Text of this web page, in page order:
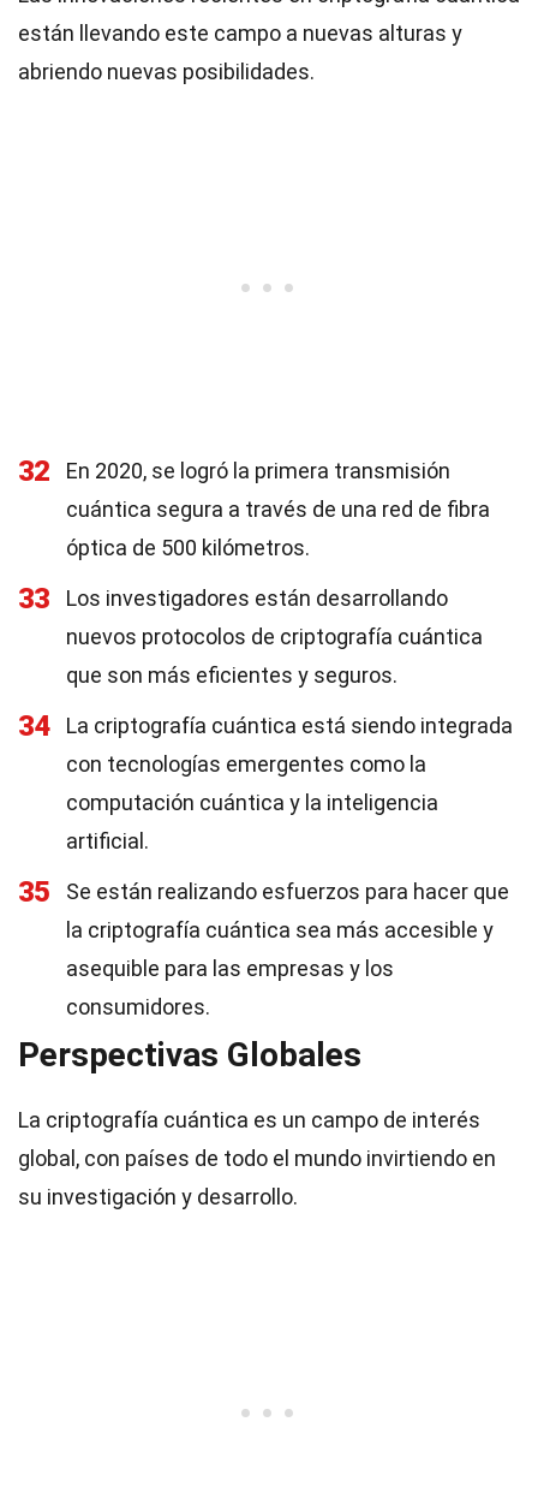
están llevando este campo a nuevas alturas y
abriendo nuevas posibilidades.
32
En 2020, se logró la primera transmisión
cuántica segura a través de una red de fibra
óptica de 500 kilómetros.
33
Los investigadores están desarrollando
nuevos protocolos de criptografía cuántica
que son más eficientes y seguros.
34
La criptografía cuántica está siendo integrada
con tecnologías emergentes como la
computación cuántica y la inteligencia
artificial.
35
Se están realizando esfuerzos para hacer que
la criptografía cuántica sea más accesible y
asequible para las empresas y los
consumidores.
Perspectivas Globales
La criptografía cuántica es un campo de interés
global, con países de todo el mundo invirtiendo en
su investigación y desarrollo.